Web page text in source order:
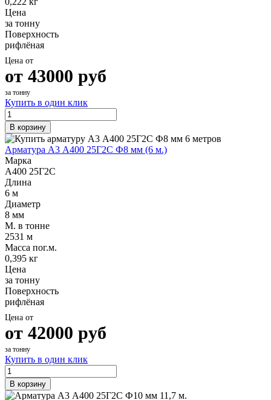
Цена
за тонну
Поверхность
рифлёная
Цена от
от 43000 руб
за тонну
Купить в один клик
В корзину
Арматура А3 А400 25Г2С Ф8 мм (6 м.)
Марка
А400 25Г2С
Длина
6 м
Диаметр
8 мм
М. в тонне
2531 м
Масса пог.м.
0,395 кг
Цена
за тонну
Поверхность
рифлёная
Цена от
от 42000 руб
за тонну
Купить в один клик
В корзину